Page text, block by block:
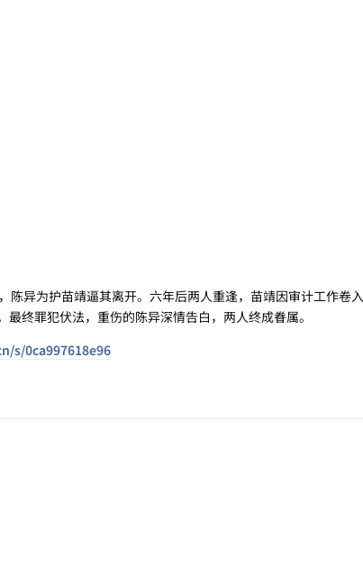
异为护苗靖逼其离开。六年后两人重逢，苗靖因审计工作卷入
终罪犯伏法，重伤的陈异深情告白，两人终成眷属。
s/0ca997618e96